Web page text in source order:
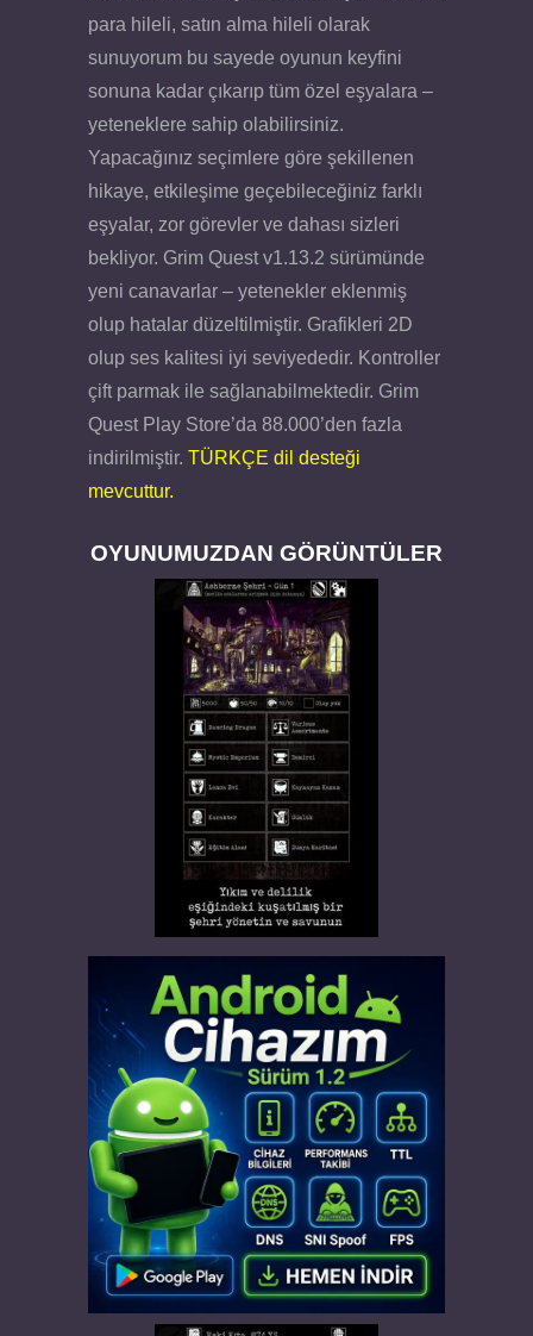
para hileli, satın alma hileli olarak
sunuyorum bu sayede oyunun keyfini
sonuna kadar çıkarıp tüm özel eşyalara –
yeteneklere sahip olabilirsiniz.
Yapacağınız seçimlere göre şekillenen
hikaye, etkileşime geçebileceğiniz farklı
eşyalar, zor görevler ve dahası sizleri
bekliyor. Grim Quest v1.13.2 sürümünde
yeni canavarlar – yetenekler eklenmiş
olup hatalar düzeltilmiştir. Grafikleri 2D
olup ses kalitesi iyi seviyededir. Kontroller
çift parmak ile sağlanabilmektedir. Grim
Quest Play Store’da 88.000’den fazla
indirilmiştir. TÜRKÇE dil desteği
mevcuttur.
OYUNUMUZDAN GÖRÜNTÜLER